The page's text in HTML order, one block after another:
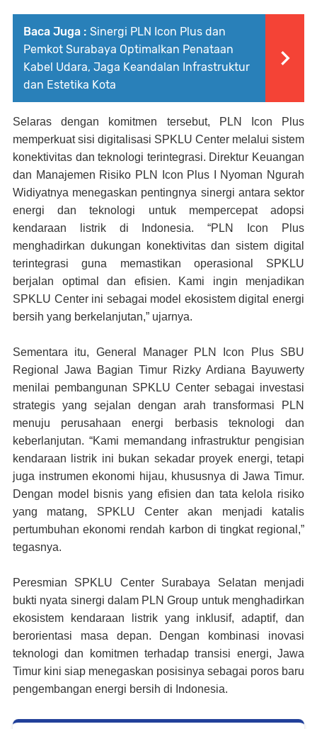
Baca Juga : Sinergi PLN Icon Plus dan
Pemkot Surabaya Optimalkan Penataan
Kabel Udara, Jaga Keandalan Infrastruktur
dan Estetika Kota
Selaras dengan komitmen tersebut, PLN Icon Plus
memperkuat sisi digitalisasi SPKLU Center melalui sistem
konektivitas dan teknologi terintegrasi. Direktur Keuangan
dan Manajemen Risiko PLN Icon Plus I Nyoman Ngurah
Widiyatnya menegaskan pentingnya sinergi antara sektor
energi dan teknologi untuk mempercepat adopsi
kendaraan listrik di Indonesia. “PLN Icon Plus
menghadirkan dukungan konektivitas dan sistem digital
terintegrasi guna memastikan operasional SPKLU
berjalan optimal dan efisien. Kami ingin menjadikan
SPKLU Center ini sebagai model ekosistem digital energi
bersih yang berkelanjutan,” ujarnya.
Sementara itu, General Manager PLN Icon Plus SBU
Regional Jawa Bagian Timur Rizky Ardiana Bayuwerty
menilai pembangunan SPKLU Center sebagai investasi
strategis yang sejalan dengan arah transformasi PLN
menuju perusahaan energi berbasis teknologi dan
keberlanjutan. “Kami memandang infrastruktur pengisian
kendaraan listrik ini bukan sekadar proyek energi, tetapi
juga instrumen ekonomi hijau, khususnya di Jawa Timur.
Dengan model bisnis yang efisien dan tata kelola risiko
yang matang, SPKLU Center akan menjadi katalis
pertumbuhan ekonomi rendah karbon di tingkat regional,”
tegasnya.
Peresmian SPKLU Center Surabaya Selatan menjadi
bukti nyata sinergi dalam PLN Group untuk menghadirkan
ekosistem kendaraan listrik yang inklusif, adaptif, dan
berorientasi masa depan. Dengan kombinasi inovasi
teknologi dan komitmen terhadap transisi energi, Jawa
Timur kini siap menegaskan posisinya sebagai poros baru
pengembangan energi bersih di Indonesia.